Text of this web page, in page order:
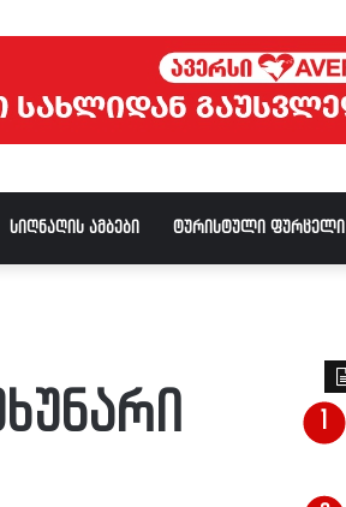
სიღნაღის ამბები ტურისტული ფურცელი